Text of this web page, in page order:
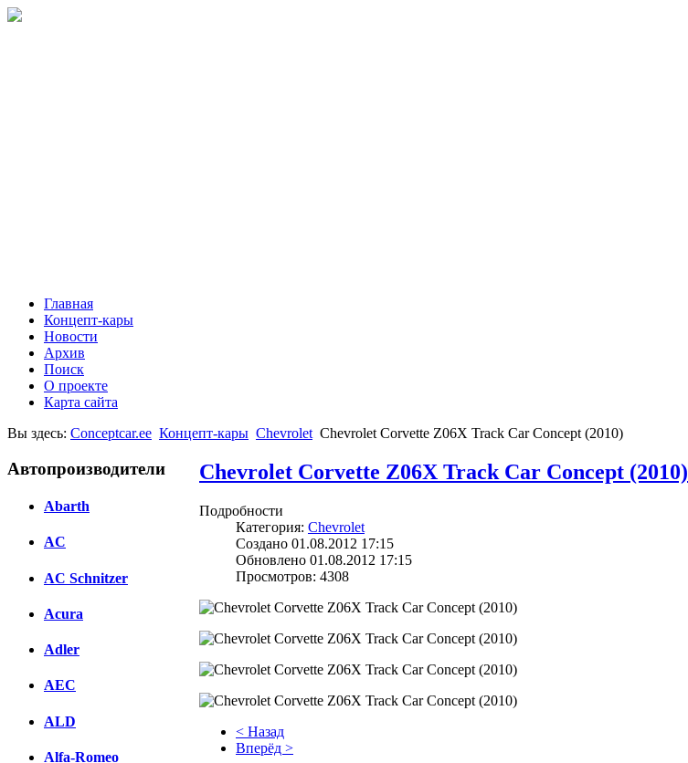
Главная
Концепт-кары
Новости
Архив
Поиск
О проекте
Карта сайта
Вы здесь: Conceptcar.ee Концепт-кары Chevrolet Chevrolet Corvette Z06X Track Car Concept (2010)
Автопроизводители
Abarth
AC
AC Schnitzer
Acura
Adler
AEC
ALD
Alfa-Romeo
Chevrolet Corvette Z06X Track Car Concept (2010)
Подробности
Категория: Chevrolet
Создано 01.08.2012 17:15
Обновлено 01.08.2012 17:15
Просмотров: 4308
< Назад
Вперёд >